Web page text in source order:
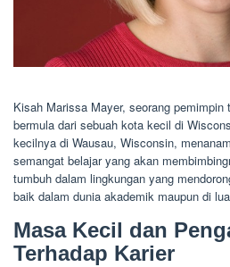
Kisah Marissa Mayer, seorang pemimpin
bermula dari sebuah kota kecil di
kecilnya di Wausau, Wisconsin,
semangat belajar yang akan
tumbuh dalam lingkungan yang
baik dalam dunia akademik maupun di
Masa Kecil dan
Terhadap Karier